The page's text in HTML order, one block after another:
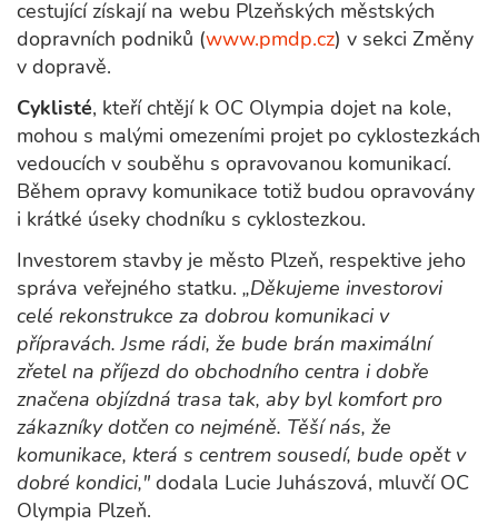
cestující získají na webu Plzeňských městských
dopravních podniků (www.pmdp.cz) v sekci Změny
v dopravě.
Cyklisté, kteří chtějí k OC Olympia dojet na kole,
mohou s malými omezeními projet po cyklostezkách
vedoucích v souběhu s opravovanou komunikací.
Během opravy komunikace totiž budou opravovány
i krátké úseky chodníku s cyklostezkou.
Investorem stavby je město Plzeň, respektive jeho
správa veřejného statku. „Děkujeme investorovi
celé rekonstrukce za dobrou komunikaci v
přípravách. Jsme rádi, že bude brán maximální
zřetel na příjezd do obchodního centra i dobře
značena objízdná trasa tak, aby byl komfort pro
zákazníky dotčen co nejméně. Těší nás, že
komunikace, která s centrem sousedí, bude opět v
dobré kondici," dodala Lucie Juhászová, mluvčí OC
Olympia Plzeň.